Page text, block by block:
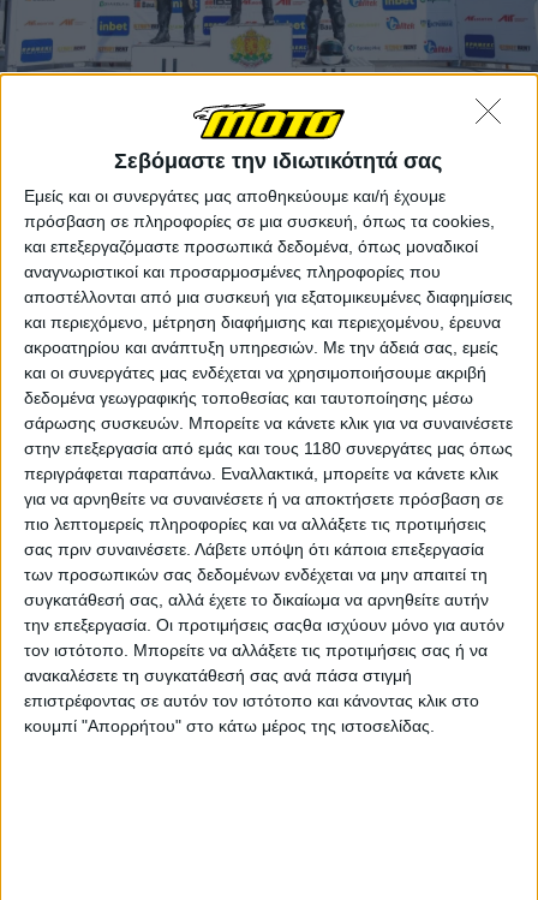
Σεβόμαστε την ιδιωτικότητά σας
Εμείς και οι συνεργάτες μας αποθηκεύουμε και/ή έχουμε
πρόσβαση σε πληροφορίες σε μια συσκευή, όπως τα cookies,
και επεξεργαζόμαστε προσωπικά δεδομένα, όπως μοναδικοί
αναγνωριστικοί και προσαρμοσμένες πληροφορίες που
αποστέλλονται από μια συσκευή για εξατομικευμένες διαφημίσεις
και περιεχόμενο, μέτρηση διαφήμισης και περιεχομένου, έρευνα
ακροατηρίου και ανάπτυξη υπηρεσιών. Με την άδειά σας, εμείς
και οι συνεργάτες μας ενδέχεται να χρησιμοποιήσουμε ακριβή
δεδομένα γεωγραφικής τοποθεσίας και ταυτοποίησης μέσω
σάρωσης συσκευών. Μπορείτε να κάνετε κλικ για να συναινέσετε
στην επεξεργασία από εμάς και τους 1180 συνεργάτες μας όπως
περιγράφεται παραπάνω. Εναλλακτικά, μπορείτε να κάνετε κλικ
για να αρνηθείτε να συναινέσετε ή να αποκτήσετε πρόσβαση σε
πιο λεπτομερείς πληροφορίες και να αλλάξετε τις προτιμήσεις
σας πριν συναινέσετε. Λάβετε υπόψη ότι κάποια επεξεργασία
των προσωπικών σας δεδομένων ενδέχεται να μην απαιτεί τη
συγκατάθεσή σας, αλλά έχετε το δικαίωμα να αρνηθείτε αυτήν
την επεξεργασία. Οι προτιμήσεις σαςθα ισχύουν μόνο για αυτόν
τον ιστότοπο. Μπορείτε να αλλάξετε τις προτιμήσεις σας ή να
ανακαλέσετε τη συγκατάθεσή σας ανά πάσα στιγμή
επιστρέφοντας σε αυτόν τον ιστότοπο και κάνοντας κλικ στο
κουμπί "Απορρήτου" στο κάτω μέρος της ιστοσελίδας.
Στο τέλος ο Αντώνης Βεντουράς έφτασε τους δυο
προπορευόμενους αναβάτες από την Τουρκία (τους
αδελφούς Demircan), τερματίζοντας 3ος, μόλις 200
χιλιοστά του δευτερολέπτου πίσω από τον 2ο!